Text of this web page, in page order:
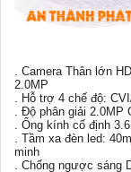
. Camera Thân lớn
2.0MP
. Hỗ trợ 4 chế độ:
. Độ phân giải 2.0MP
. Ống kính cố định
. Tầm xa đèn led:
minh
. Chống ngược sáng